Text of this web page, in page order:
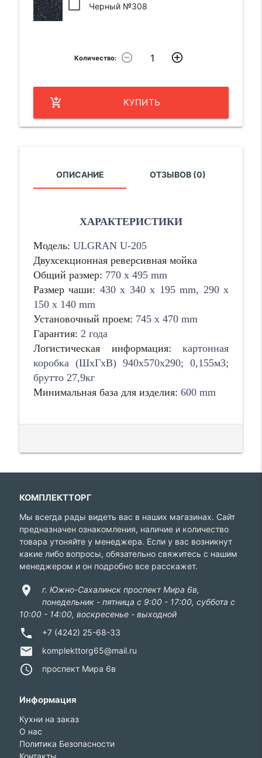
Черный №308
Количество: remove_circle_outline add_circle_outline
add_shopping_cart КУПИТЬ
ОПИСАНИЕ ОТЗЫВОВ (0)
ХАРАКТЕРИСТИКИ
Модель: ULGRAN U-205
Двухсекционная реверсивная мойка
Общий размер: 770 х 495 mm
Размер чаши: 430 х 340 х 195 mm, 290 х
150 х 140 mm
Установочный проем: 745 х 470 mm
Гарантия: 2 года
Логистическая информация:
картонная
коробка (ШхГхВ) 940х570х290; 0,155м3;
брутто 27,9кг
Минимальная база для изделия: 600 mm
КОМПЛЕКТТОРГ
Мы всегда рады видеть вас в наших магазинах. Сайт
предназначен ознакомления, наличие и количество
товара утоняйте у менеджера. Если у вас возникнут
какие либо вопросы, обязательно свяжитесь с нашим
менеджером и он подробно все расскажет.
location_on
г. Южно-Сахалинск проспект Мира 6в,
понедельник - пятница с 9:00 - 17:00, суббота с
10:00 - 14:00, воскресенье - выходной
phone +7 (4242) 25-68-33
email komplekttorg65@mail.ru
access_time проспект Мира 6в
Информация
Кухни на заказ
О нас
Политика Безопасности
Контакты